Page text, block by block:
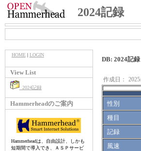
2024記録
HOME| LOGIN
View List
2024記録
Hammerheadのご案内
Hammerheadは、自由設計、しかも
短期間で導入でき、ＡＳＰサービ
DB: 2024記録
作成日：
性別
種目
記録
風速